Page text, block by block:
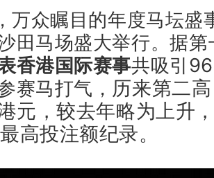
万众瞩目的年度马坛
田马场盛大举行。据
香港国际赛事共吸引
赛马打气 ， 历来第二
元，较去年略为上升
高投注额纪录。